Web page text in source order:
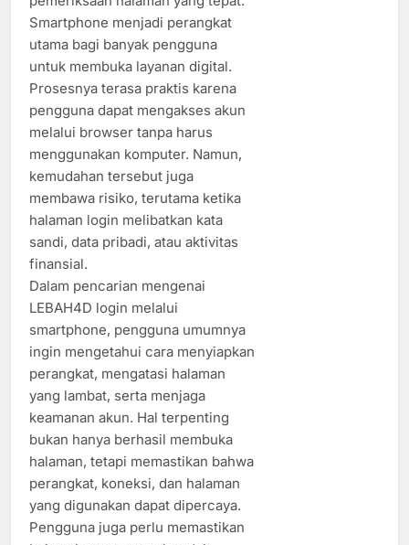
Smartphone menjadi perangkat
utama bagi banyak pengguna
untuk membuka layanan digital.
Prosesnya terasa praktis karena
pengguna dapat mengakses akun
melalui browser tanpa harus
menggunakan komputer. Namun,
kemudahan tersebut juga
membawa risiko, terutama ketika
halaman login melibatkan kata
sandi, data pribadi, atau aktivitas
finansial.
Dalam pencarian mengenai
LEBAH4D login melalui
smartphone, pengguna umumnya
ingin mengetahui cara menyiapkan
perangkat, mengatasi halaman
yang lambat, serta menjaga
keamanan akun. Hal terpenting
bukan hanya berhasil membuka
halaman, tetapi memastikan bahwa
perangkat, koneksi, dan halaman
yang digunakan dapat dipercaya.
Pengguna juga perlu memastikan